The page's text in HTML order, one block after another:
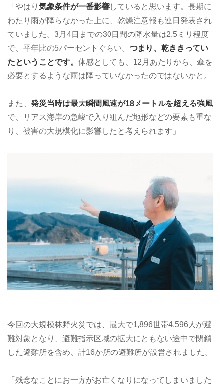
「やはり 気象条件が一番影響していると思います。長期に
わたり雨が降らなかった上に、乾燥注意報も連日発表され
ていました。3月4日までの30日間の降水量は2.5ミリ程度
で、平年比の5パーセントぐらい。 つまり、乾ききってい
たということです。 体感としても、12月あたりから、傘を
必要とするような雨は降っていなかったのではないかと。
また、 発災当時は最大瞬間風速が18メートルを超える強風
で、リアス海岸の急峻で入り組んだ地形などの要素も重な
り、被害の大規模化に影響したと考えられます」
今回の大規模林野火災では、最大で1,896世帯4,596人が避
難対象となり、避難指示区域の拡大にともない途中で閉鎖
した避難所を含め、計16か所の避難所が設営されました。
「残念なことにお一方がお亡くなりになってしまいました